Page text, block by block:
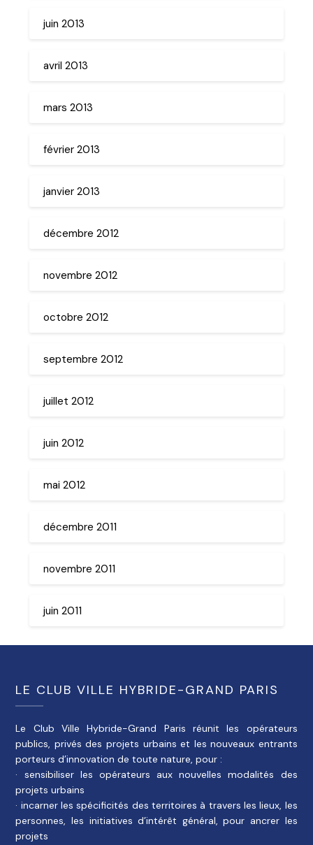
juin 2013
avril 2013
mars 2013
février 2013
janvier 2013
décembre 2012
novembre 2012
octobre 2012
septembre 2012
juillet 2012
juin 2012
mai 2012
décembre 2011
novembre 2011
juin 2011
LE CLUB VILLE HYBRIDE-GRAND PARIS
Le Club Ville Hybride-Grand Paris réunit les opérateurs
publics, privés des projets urbains et les nouveaux entrants
porteurs d’innovation de toute nature, pour :
· sensibiliser les opérateurs aux nouvelles modalités des
projets urbains
· incarner les spécificités des territoires à travers les lieux, les
personnes, les initiatives d’intérêt général, pour ancrer les
projets